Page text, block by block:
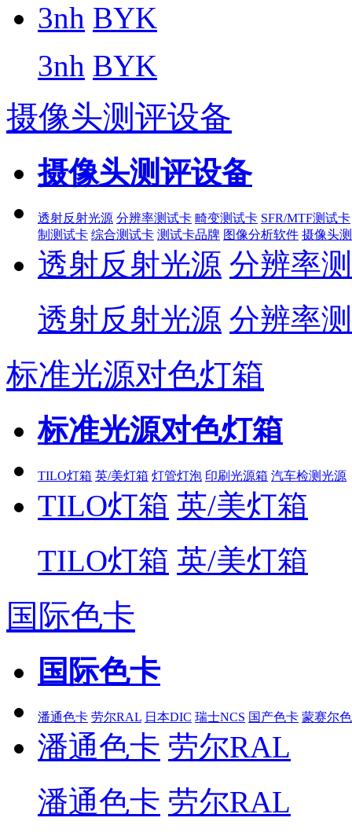
3nh BYK
3nh BYK
摄像头测评设备
摄像头测评设备
透射反射光源 分辨率测试卡 畸变测试卡 SFR/MTF测试卡
制测试卡 综合测试卡 测试卡品牌 图像分析软件 摄像头
透射反射光源 分辨率
透射反射光源 分辨率
标准光源对色灯箱
标准光源对色灯箱
TILO灯箱 英/美灯箱 灯管灯泡 印刷光源箱 汽车检测光源
TILO灯箱 英/美灯箱
TILO灯箱 英/美灯箱
国际色卡
国际色卡
潘通色卡 劳尔RAL 日本DIC 瑞士NCS 国产色卡 蒙赛尔
潘通色卡 劳尔RAL
潘通色卡 劳尔RAL